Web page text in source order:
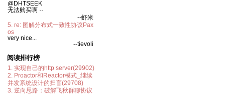
@DHTSEEK
无法购买啊 ··
--虾米
5. re: 图解分布式一致性协议Pax
os
very nice...
--tievoli
阅读排行榜
1. 实现自己的http server(29902)
2. Proactor和Reactor模式_继续
并发系统设计的扫盲(29708)
3. 逆向思路：破解飞秋群聊协议